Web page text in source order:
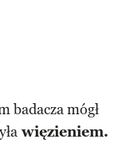
badacza mógł
więzieniem.